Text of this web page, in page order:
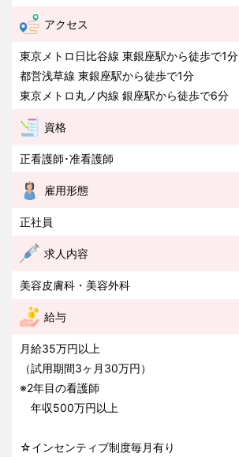
アクセス
東京メトロ日比谷線 東銀座駅から徒歩で1分
都営浅草線 東銀座駅から徒歩で1分
東京メトロ丸ノ内線 銀座駅から徒歩で6分
資格
正看護師･准看護師
雇用形態
正社員
求人内容
美容皮膚科・美容外科
給与
月給35万円以上
（試用期間3ヶ月30万円）
※2年目の看護師
年収500万円以上
☆インセンティブ制度毎月有り